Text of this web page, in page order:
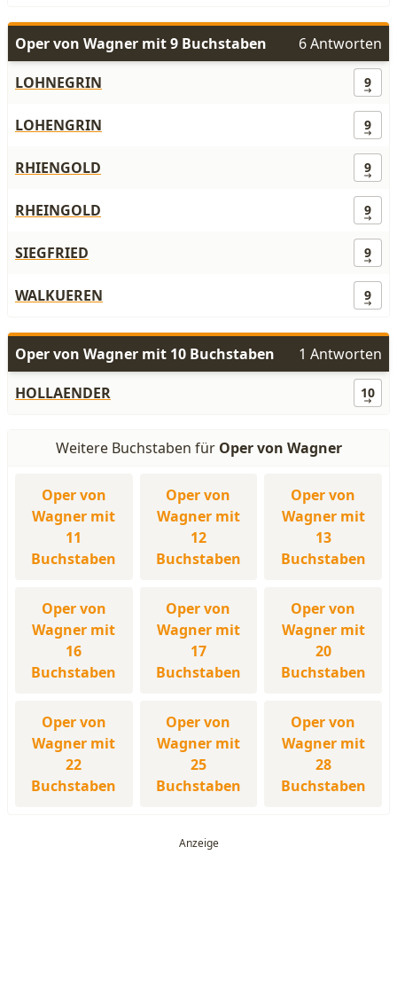
Oper von Wagner mit 9 Buchstaben
6 Antworten
LOHNEGRIN
9
LOHENGRIN 9
RHIENGOLD 9
RHEINGOLD 9
SIEGFRIED 9
WALKUEREN 9
Oper von Wagner mit 10 Buchstaben
1 Antworten
HOLLAENDER
10
Weitere Buchstaben für Oper von Wagner
Oper von
Wagner mit
11
Buchstaben
Oper von
Wagner mit
12
Buchstaben
Oper von
Wagner mit
13
Buchstaben
Oper von
Wagner mit
16
Buchstaben
Oper von
Wagner mit
17
Buchstaben
Oper von
Wagner mit
20
Buchstaben
Oper von
Wagner mit
22
Buchstaben
Oper von
Wagner mit
25
Buchstaben
Oper von
Wagner mit
28
Buchstaben